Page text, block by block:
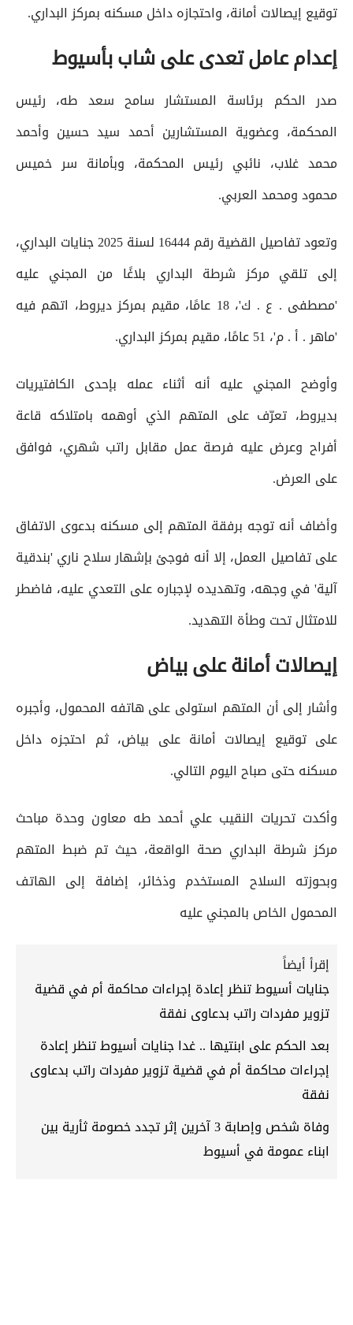
توقيع إيصالات أمانة، واحتجازه داخل مسكنه بمركز البداري.
إعدام عامل تعدى على شاب بأسيوط
صدر الحكم برئاسة المستشار سامح سعد طه، رئيس
المحكمة، وعضوية المستشارين أحمد سيد حسين وأحمد
محمد غلاب، نائبي رئيس المحكمة، وبأمانة سر خميس
محمود ومحمد العربي.
وتعود تفاصيل القضية رقم 16444 لسنة 2025 جنايات البداري،
إلى تلقي مركز شرطة البداري بلاغًا من المجني عليه
'مصطفى . ع . ك'، 18 عامًا، مقيم بمركز ديروط، اتهم فيه
'ماهر . أ . م'، 51 عامًا، مقيم بمركز البداري.
وأوضح المجني عليه أنه أثناء عمله بإحدى الكافتيريات
بديروط، تعرّف على المتهم الذي أوهمه بامتلاكه قاعة
أفراح وعرض عليه فرصة عمل مقابل راتب شهري، فوافق
على العرض.
وأضاف أنه توجه برفقة المتهم إلى مسكنه بدعوى الاتفاق
على تفاصيل العمل، إلا أنه فوجئ بإشهار سلاح ناري 'بندقية
آلية' في وجهه، وتهديده لإجباره على التعدي عليه، فاضطر
للامتثال تحت وطأة التهديد.
إيصالات أمانة على بياض
وأشار إلى أن المتهم استولى على هاتفه المحمول، وأجبره
على توقيع إيصالات أمانة على بياض، ثم احتجزه داخل
مسكنه حتى صباح اليوم التالي.
وأكدت تحريات النقيب علي أحمد طه معاون وحدة مباحث
مركز شرطة البداري صحة الواقعة، حيث تم ضبط المتهم
وبحوزته السلاح المستخدم وذخائر، إضافة إلى الهاتف
المحمول الخاص بالمجني عليه
إقرأ أيضاً
جنايات أسيوط تنظر إعادة إجراءات محاكمة أم في قضية
تزوير مفردات راتب بدعاوى نفقة
بعد الحكم على ابنتيها .. غدا جنايات أسيوط تنظر إعادة
إجراءات محاكمة أم في قضية تزوير مفردات راتب بدعاوى
نفقة
وفاة شخص وإصابة 3 آخرين إثر تجدد خصومة ثأرية بين
ابناء عمومة في أسيوط